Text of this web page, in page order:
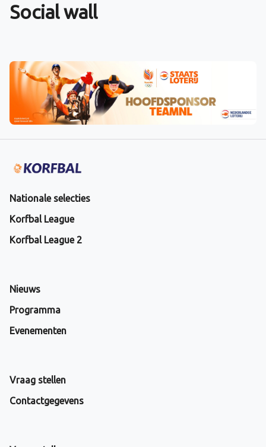
Social wall
Nationale selecties
Korfbal League
Korfbal League 2
Nieuws
Programma
Evenementen
Vraag stellen
Contactgegevens